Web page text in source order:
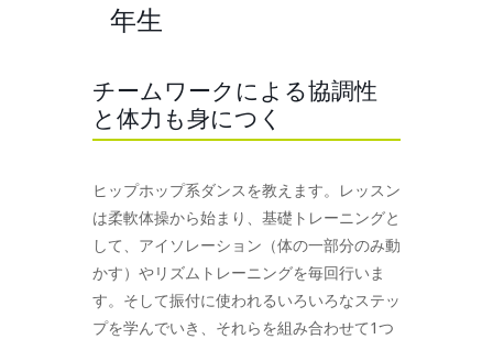
年生
チームワークによる協調性
と体力も身につく
ヒップホップ系ダンスを教えます。レッスン
は柔軟体操から始まり、基礎トレーニングと
して、アイソレーション（体の一部分のみ動
かす）やリズムトレーニングを毎回行いま
す。そして振付に使われるいろいろなステッ
プを学んでいき、それらを組み合わせて1つ